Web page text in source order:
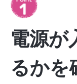
電源が
るかを